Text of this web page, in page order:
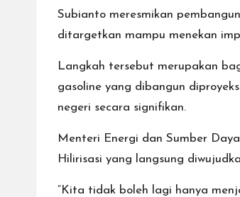
Subianto meresmikan
ditargetkan mampu menekan
Langkah tersebut merupakan
gasoline yang dibangun
negeri secara signifikan.
Menteri Energi dan Sumber
Hilirisasi yang langsung
“Kita tidak boleh lagi hanya